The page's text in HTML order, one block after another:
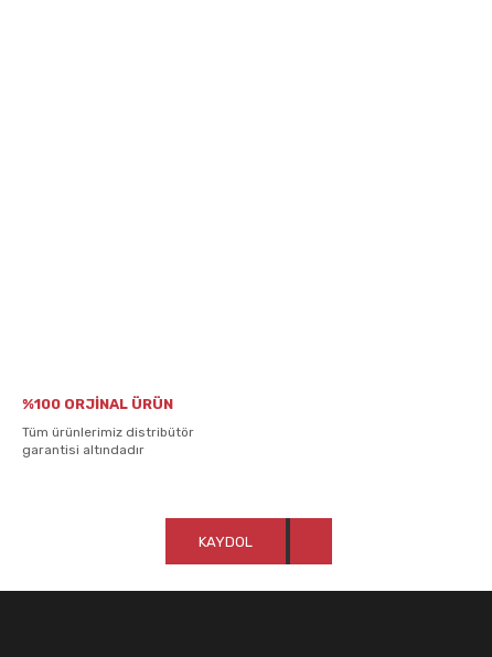
%100 ORJİNAL ÜRÜN
Tüm ürünlerimiz distribütör
garantisi altındadır
KAYDOL